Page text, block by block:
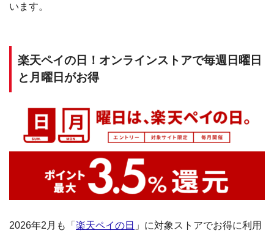
います。
楽天ペイの日！オンラインストアで毎週日曜日
と月曜日がお得
2026年2月も「 楽天ペイの日 」に対象ストアでお得に利用